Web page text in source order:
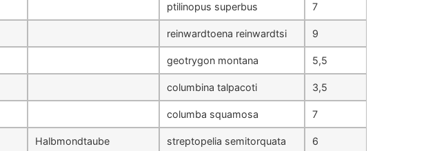
ptilinopus superbus 7
reinwardtoena reinwardtsi 9
geotrygon montana 5,5
columbina talpacoti 3,5
columba squamosa 7
Halbmondtaube streptopelia semitorquata 6